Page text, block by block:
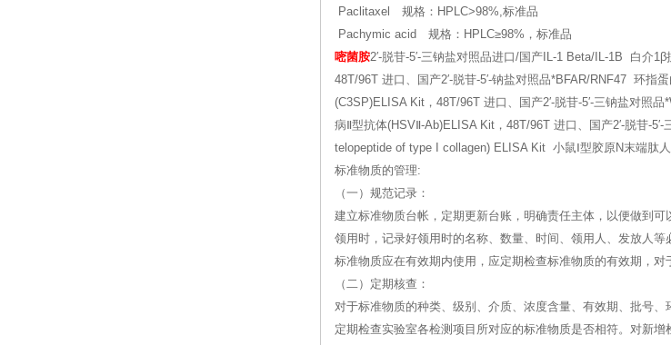
Paclitaxel 规格：HPLC>98%,标准品
Pachymic acid 规格：HPLC≥98%，标准品
嘧菌胺2′-脱苷-5′-三钠盐对照品进口/国产IL-1 Beta/IL-1B 白介
48T/96T 进口、国产2′-脱苷-5′-钠盐对照品*BFAR/RNF47 环
(C3SP)ELISA Kit，48T/96T 进口、国产2′-脱苷-5′-三钠盐对
病Ⅱ型抗体(HSVⅡ-Ab)ELISA Kit，48T/96T 进口、国产2′-脱苷-
telopeptide of type I collagen) ELISA Kit 小鼠Ⅰ型胶原N末端肽
标准物质的管理:
（一）规范记录：
建立标准物质台帐，定期更新台账，明确责任主体，以便做到可
领用时，记录好领用时的名称、数量、时间、领用人、发放人等
标准物质应在有效期内使用，应定期检查标准物质的有效期，
（二）定期核查：
对于标准物质的种类、级别、介质、浓度含量、有效期、批号
定期检查实验室各检测项目所对应的标准物质是否相符。对新增